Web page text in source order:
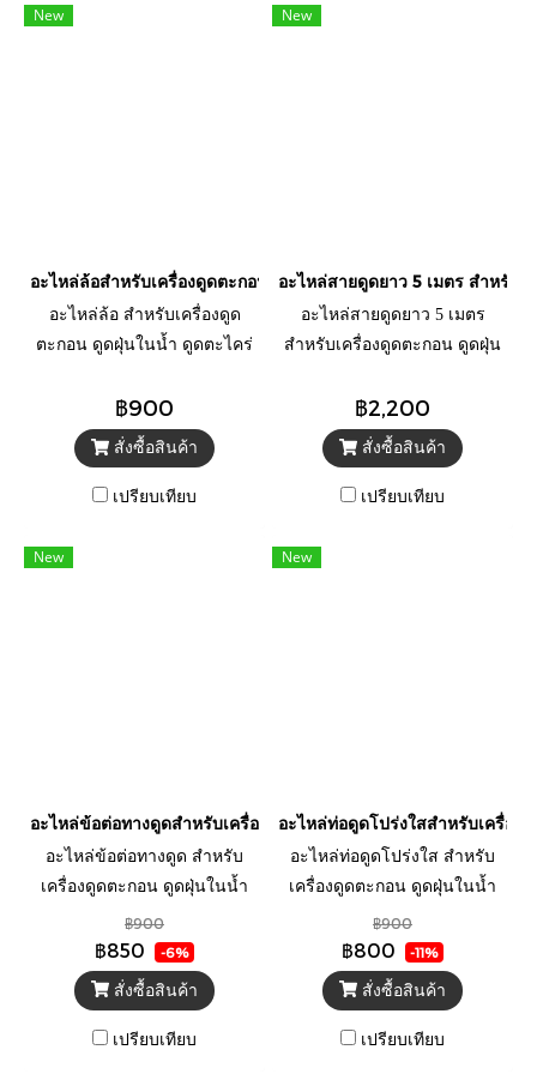
New
อะไหล่ล้อสำหรับเครื่องดูดตะกอน OASE รุ่น PondoVac 4
อะไหล่ล้อ สำหรับเครื่องดูด
ตะกอน ดูดฝุ่นในน้ำ ดูดตะไคร่
PondoVac 4 ยี่ห้อ OASE
฿900
สั่งซื้อสินค้า
เปรียบเทียบ
New
อะไหล่สายดูดยาว 5 เมตร สำหรับ
อะไหล่สายดูดยาว 5 เมตร
สำหรับเครื่องดูดตะกอน ดูดฝุ่น
ทำความสะอาด รุ่น PondoVac 4
และ PondoVac 5 ยี่ห้อ OASE
฿2,200
สั่งซื้อสินค้า
เปรียบเทียบ
New
อะไหล่ข้อต่อทางดูดสำหรับเครื่องดูดตะกอน OASE รุ่น PondoVac 4
อะไหล่ข้อต่อทางดูด สำหรับ
เครื่องดูดตะกอน ดูดฝุ่นในน้ำ
ดูดตะไคร่ เศษใบไม้ ทำความ
สะอาด รุ่น PondoVac 4 ยี่ห้อ
OASE
฿900
฿850 -6%
สั่งซื้อสินค้า
เปรียบเทียบ
New
อะไหล่ท่อดูดโปร่งใสสำหรับเครื่อ
อะไหล่ท่อดูดโปร่งใส สำหรับ
เครื่องดูดตะกอน ดูดฝุ่นในน้ำ
ดูดตะไคร่ เศษใบไม้ ทำความ
สะอาด รุ่น PondoVac 4 ยี่ห้อ
OASE
฿900
฿800 -11%
สั่งซื้อสินค้า
เปรียบเทียบ